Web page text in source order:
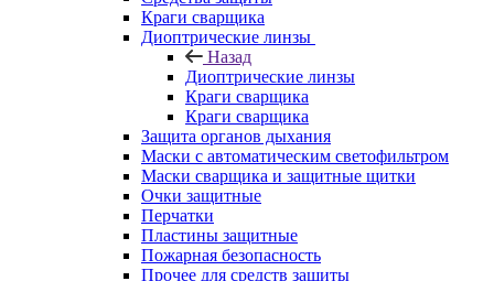
Краги сварщика
Диоптрические линзы
Назад
Диоптрические линзы
Краги сварщика
Краги сварщика
Защита органов дыхания
Маски с автоматическим светофильтром
Маски сварщика и защитные щитки
Очки защитные
Перчатки
Пластины защитные
Пожарная безопасность
Прочее для средств защиты